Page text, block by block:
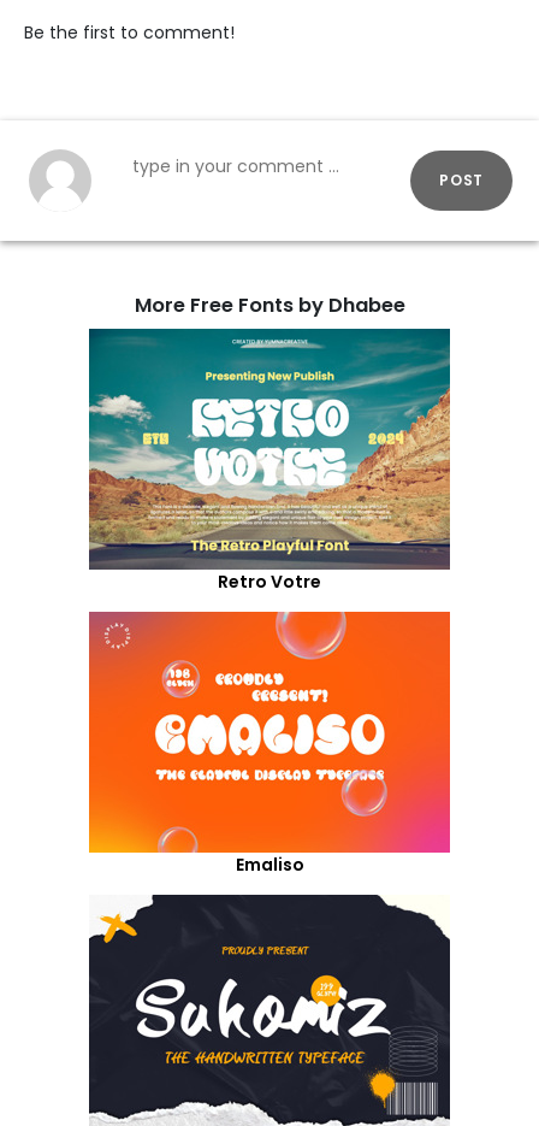
Be the first to comment!
POST
More Free Fonts by Dhabee
Retro Votre
Emaliso